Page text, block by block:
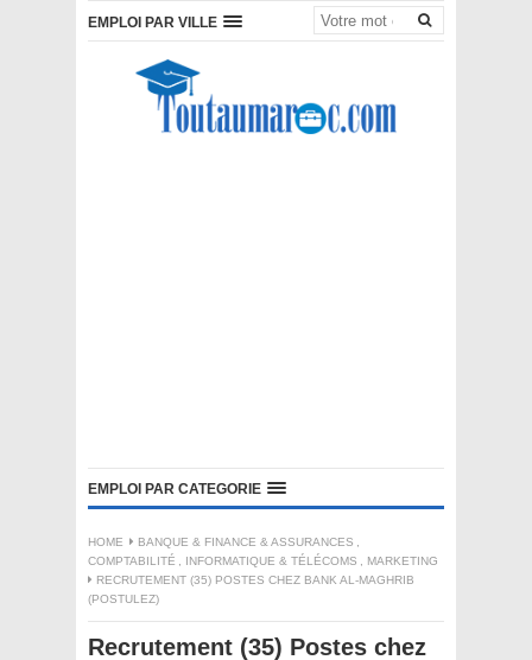
EMPLOI PAR VILLE
EMPLOI PAR CATEGORIE
HOME BANQUE & FINANCE & ASSURANCES ,
COMPTABILITÉ , INFORMATIQUE & TÉLÉCOMS , MARKETING
RECRUTEMENT (35) POSTES CHEZ BANK AL-MAGHRIB
(POSTULEZ)
Recrutement (35) Postes chez